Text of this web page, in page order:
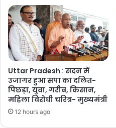
Uttar Pradesh : सदन में
उजागर हुआ सपा का दलित-
पिछड़ा, युवा, गरीब, किसान,
महिला विरोधी चरित्र- मुख्यमंत्री
12 hours ago